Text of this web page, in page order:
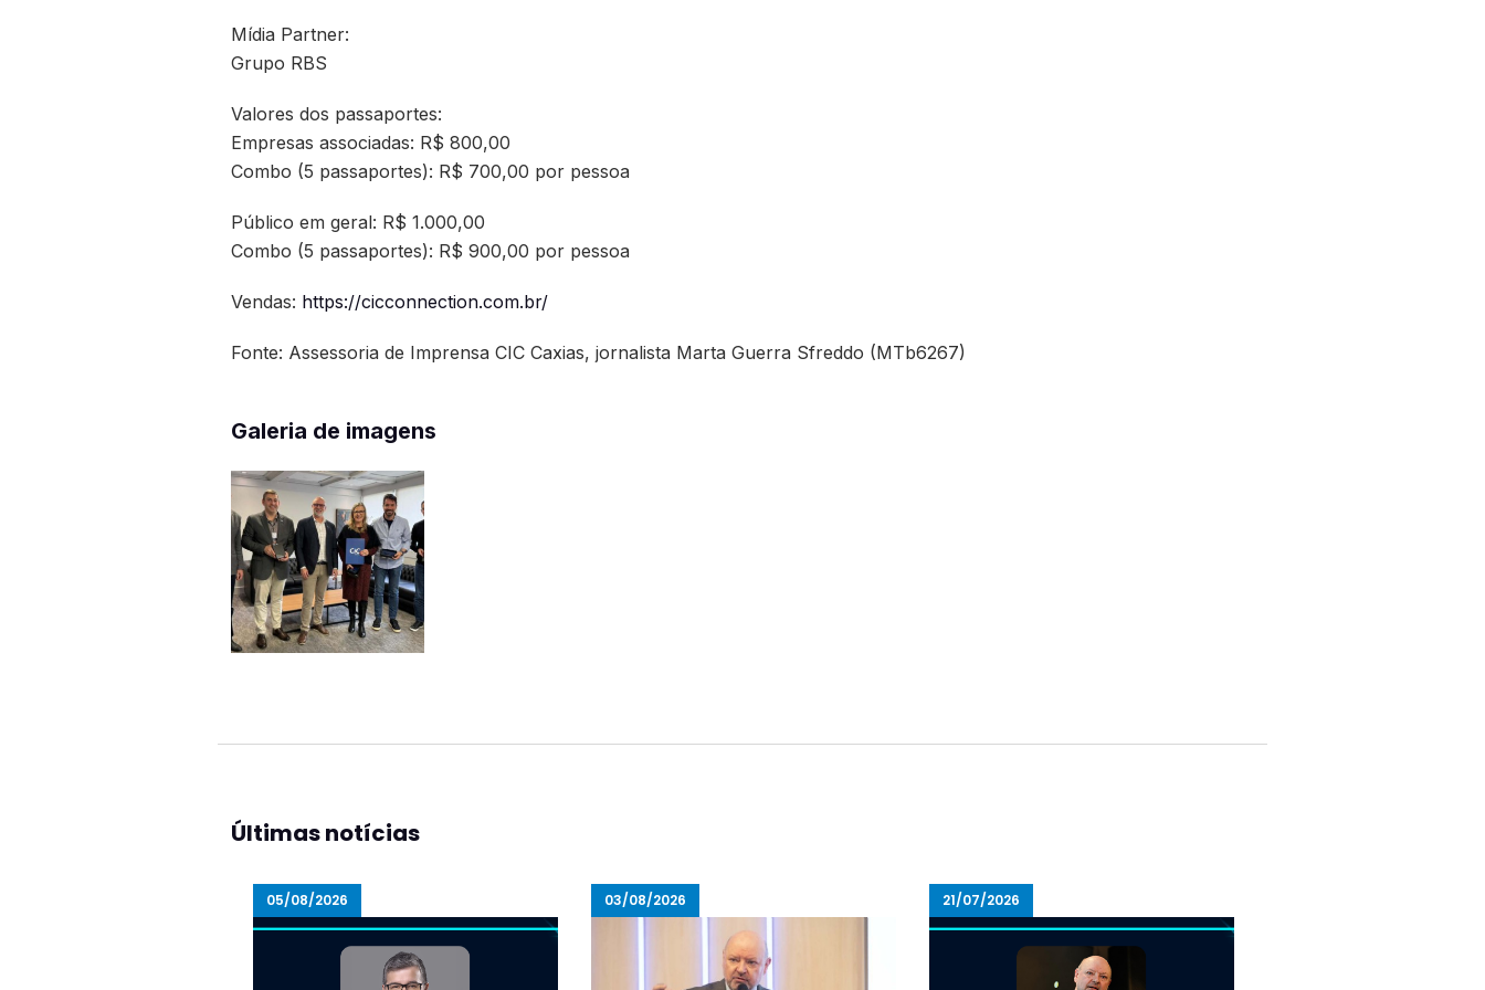
Mídia Partner:
Grupo RBS
Valores dos passaportes:
Empresas associadas: R$ 800,00
Combo (5 passaportes): R$ 700,00 por pessoa
Público em geral: R$ 1.000,00
Combo (5 passaportes): R$ 900,00 por pessoa
Vendas: https://cicconnection.com.br/
Fonte: Assessoria de Imprensa CIC Caxias, jornalista Marta Guerra Sfreddo (MTb6267)
Galeria de imagens
Últimas notícias
05/08/2026 03/08/2026 21/07/2026